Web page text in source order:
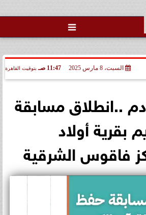

السبت، 8 مارس 2025 11:47 صـ بتوقيت القاهرة
..انطلاق مسابقة
بقرية أولاد
فاقوس الشرقية